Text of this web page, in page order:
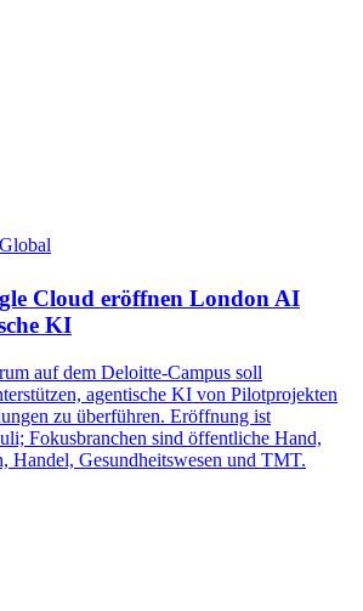
Global
Cloud eröffnen London AI
KI
auf dem Deloitte-Campus soll
agentische KI von Pilotprojekten
zu überführen. Eröffnung ist
Fokusbranchen sind öffentliche Hand,
Handel, Gesundheitswesen und TMT.